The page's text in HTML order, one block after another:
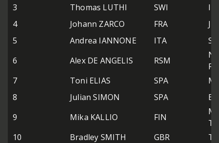
3
Thomas LUTHI SWI
4
Johann ZARCO FRA
5
Andrea IANNONE ITA
6
Alex DE ANGELIS RSM
7
Toni ELIAS SPA
8
Julian SIMON SPA
9
Mika KALLIO FIN
10
Bradley SMITH GBR